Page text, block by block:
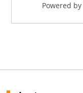
Powered by